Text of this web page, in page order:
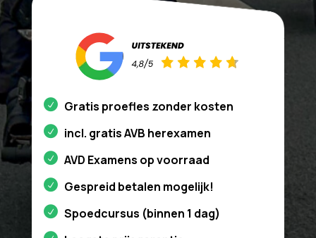
Gratis proefles zonder kosten
incl. gratis AVB herexamen
AVD Examens op voorraad
Gespreid betalen mogelijk!
Spoedcursus (binnen 1 dag)